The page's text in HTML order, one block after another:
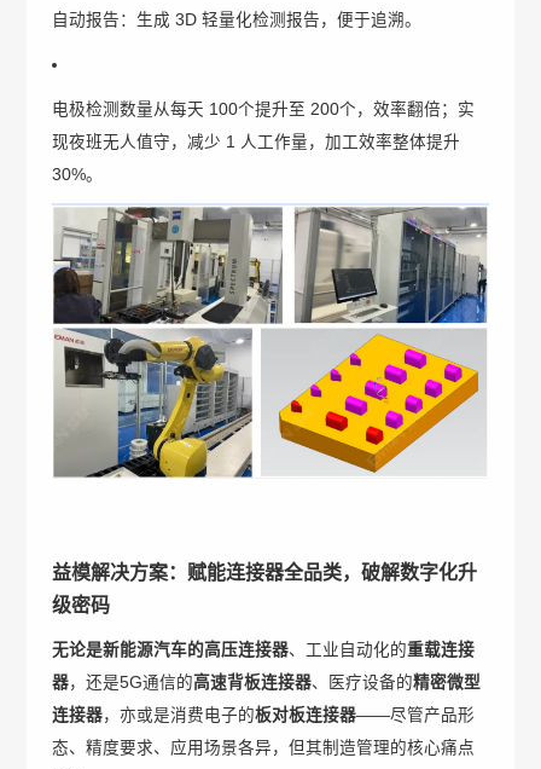
自动报告：生成 3D 轻量化检测报告，便于追溯。
电极检测数量从每天 100个提升至 200个，效率翻倍；实
现夜班无人值守，减少 1 人工作量，加工效率整体提升
30%。
益模解决方案：赋能连接器全品类，破解数字化升
级密码
无论是新能源汽车的高压连接器、工业自动化的重载连接
器，还是5G通信的高速背板连接器、医疗设备的精密微型
连接器，亦或是消费电子的板对板连接器——尽管产品形
态、精度要求、应用场景各异，但其制造管理的核心痛点